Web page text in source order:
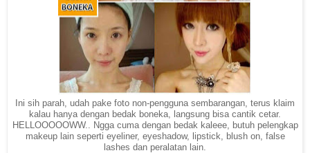
Ini sih parah, udah pake foto non-pengguna sembarangan, terus klaim
kalau hanya dengan bedak boneka, langsung bisa cantik cetar.
HELLOOOOOWW.. Ngga cuma dengan bedak kaleee, butuh pelengkap
makeup lain seperti eyeliner, eyeshadow, lipstick, blush on, false
lashes dan peralatan lain.